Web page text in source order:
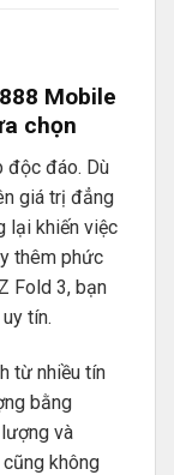
Mobile
chọn
độc đáo. Dù
giá trị đẳng
lại khiến việc
thêm phức
Fold 3, bạn
tín.
từ nhiều tín
bằng
và
cũng không